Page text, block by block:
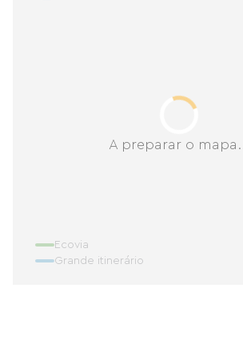
A preparar o mapa...
Ecovia
Grande itinerário